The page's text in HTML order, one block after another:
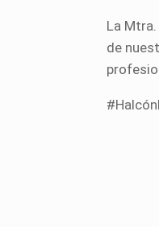
La
de